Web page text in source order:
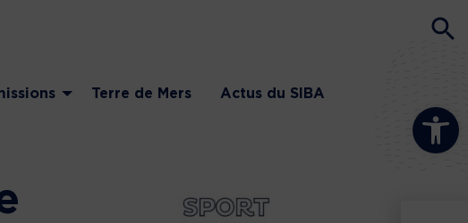
Ouvrir la
Terre de Mers Actus du SIBA